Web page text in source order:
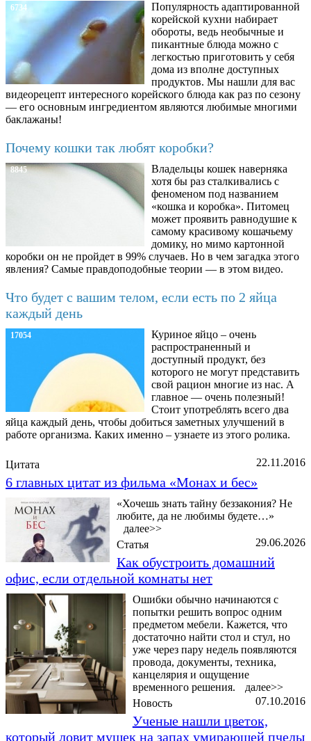
6734
Популярность адаптированной
корейской кухни набирает
обороты, ведь необычные и
пикантные блюда можно с
легкостью приготовить у себя
дома из вполне доступных
продуктов. Мы нашли для вас
видеорецепт интересного корейского блюда как раз по сезону
— его основным ингредиентом являются любимые многими
баклажаны!
Почему кошки так любят коробки?
8845
Владельцы кошек наверняка
хотя бы раз сталкивались с
феноменом под названием
«кошка и коробка». Питомец
может проявить равнодушие к
самому красивому кошачьему
домику, но мимо картонной
коробки он не пройдет в 99% случаев. Но в чем загадка этого
явления? Самые правдоподобные теории — в этом видео.
Что будет с вашим телом, если есть по 2 яйца
каждый день
17054
Куриное яйцо – очень
распространенный и
доступный продукт, без
которого не могут представить
свой рацион многие из нас. А
главное — очень полезный!
Стоит употреблять всего два
яйца каждый день, чтобы добиться заметных улучшений в
работе организма. Каких именно – узнаете из этого ролика.
22.11.2016
Цитата
6 главных цитат из фильма «Монах и бес»
«Хочешь знать тайну беззакония? Не
любите, да не любимы будете…»
далее>>
29.06.2026
Статья
Как обустроить домашний
офис, если отдельной комнаты нет
Ошибки обычно начинаются с
попытки решить вопрос одним
предметом мебели. Кажется, что
достаточно найти стол и стул, но
уже через пару недель появляются
провода, документы, техника,
канцелярия и ощущение
временного решения.
далее>>
07.10.2016
Новость
Ученые нашли цветок,
который ловит мушек на запах умирающей пчелы